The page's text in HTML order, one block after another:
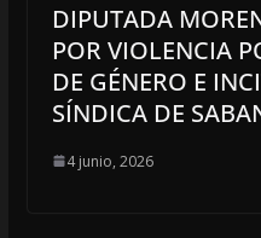
DIPUTADA
POR VIOLENCIA
DE GÉNERO E
SÍNDICA DE
4 junio, 2026